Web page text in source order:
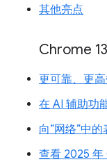
其他亮点
Chrome
更可靠、更
在 AI 辅助功
向“网络”中
查看 2025